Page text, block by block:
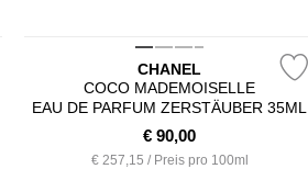
CHANEL
COCO MADEMOISELLE
EAU DE PARFUM ZERSTÄUBER 35ML
€90,00
€ 257,15 / Preis pro 100ml